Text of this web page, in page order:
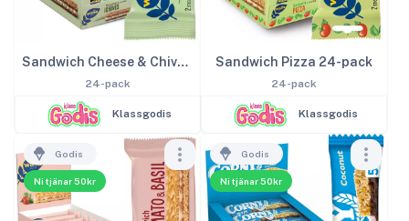
Sandwich Cheese & Chives 24-pack
24-pack
Klassgodis
Sandwich Pizza 24-pack
24-pack
Klassgodis
Ni tjänar 50kr
Godis
Ni tjänar 50kr
Godis